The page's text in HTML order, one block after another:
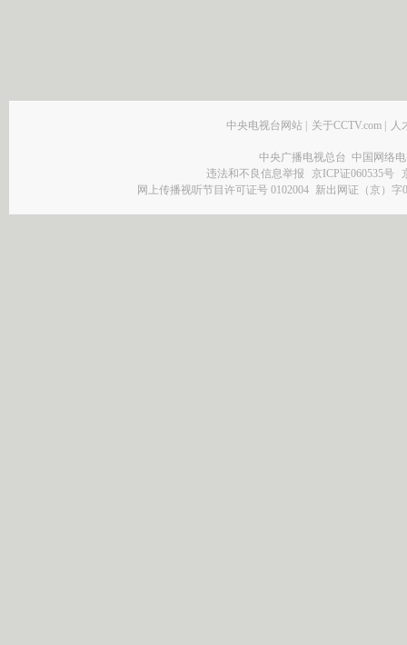
中央电视台网站 关于CCTV.com 人
中央广播电视总台 中国网络
违法和不良信息举报
京ICP证060535号
网上传播视听节目许可证号 0102004 新出网证（京）